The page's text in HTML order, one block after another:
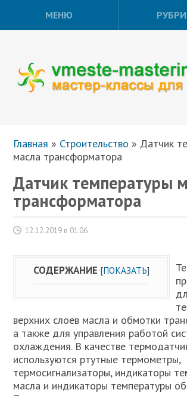
МЕНЮ
Главная » Строительство » Датчик
масла трансформатора
Датчик температуры
трансформатора
12.12.2019 в 01:06
СОДЕРЖАНИЕ [ПОКАЗАТЬ]
верхних слоев масла и обмотки
а также для управления работой
охлаждения. В качестве
используются ртутные термометры,
термосигнализаторы, индикаторы
масла и индикаторы температуры